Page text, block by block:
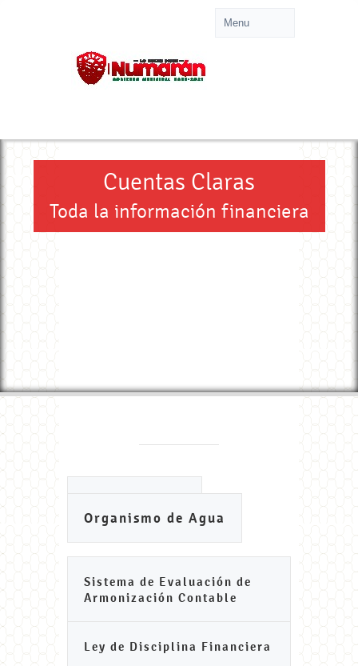
Cuentas Claras
Toda la información financiera
Organismo de Agua
Sistema de Evaluación de
Armonización Contable
Ley de Disciplina Financiera